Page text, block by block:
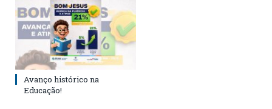
Avanço histórico na
Educação!